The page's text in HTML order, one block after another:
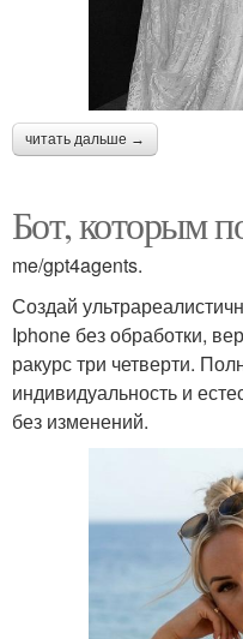
читать дальше →
Бот, которым
me/gpt4agents.
Создай
Iphone без обработки,
ракурс три четверти.
индивидуальность и
без изменений.